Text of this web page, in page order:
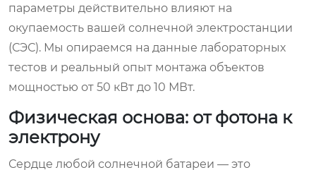
параметры действительно влияют на
окупаемость вашей солнечной электростанции
(СЭС). Мы опираемся на данные лабораторных
тестов и реальный опыт монтажа объектов
мощностью от 50 кВт до 10 МВт.
Физическая основа: от фотона к
электрону
Сердце любой солнечной батареи — это